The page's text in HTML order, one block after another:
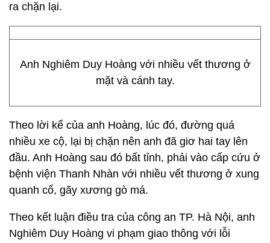
ra chặn lại.
Anh Nghiêm Duy Hoàng với nhiều vết thương ở
mặt và cánh tay.
Theo lời kể của anh Hoàng, lúc đó, đường quá
nhiều xe cộ, lại bị chặn nên anh đã giơ hai tay lên
đầu. Anh Hoàng sau đó bất tỉnh, phải vào cấp cứu ở
bệnh viện Thanh Nhàn với nhiều vết thương ở xung
quanh cổ, gãy xương gò má.
Theo kết luận điều tra của công an TP. Hà Nội, anh
Nghiêm Duy Hoàng vi phạm giao thông với lỗi